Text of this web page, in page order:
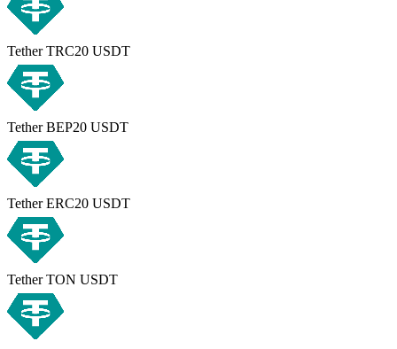
Tether TRC20 USDT
Tether BEP20 USDT
Tether ERC20 USDT
Tether TON USDT